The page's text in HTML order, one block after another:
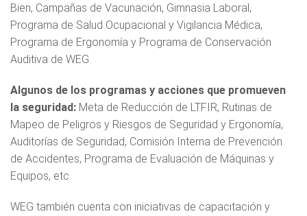
Bien, Campañas de Vacunación, Gimnasia Laboral,
Programa de Salud Ocupacional y Vigilancia Médica,
Programa de Ergonomía y Programa de Conservación
Auditiva de WEG.
Algunos de los programas y acciones que promueven
la seguridad: Meta de Reducción de LTFIR, Rutinas de
Mapeo de Peligros y Riesgos de Seguridad y Ergonomía,
Auditorías de Seguridad, Comisión Interna de Prevención
de Accidentes, Programa de Evaluación de Máquinas y
Equipos, etc.
WEG también cuenta con iniciativas de capacitación y